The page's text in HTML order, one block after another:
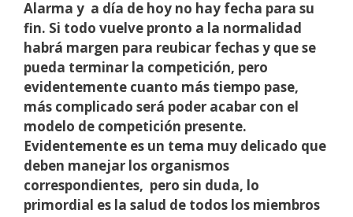
Alarma y a día de hoy no hay fecha para su
fin. Si todo vuelve pronto a la normalidad
habrá margen para reubicar fechas y que se
pueda terminar la competición, pero
evidentemente cuanto más tiempo pase,
más complicado será poder acabar con el
modelo de competición presente.
Evidentemente es un tema muy delicado que
deben manejar los organismos
correspondientes, pero sin duda, lo
primordial es la salud de todos los miembros